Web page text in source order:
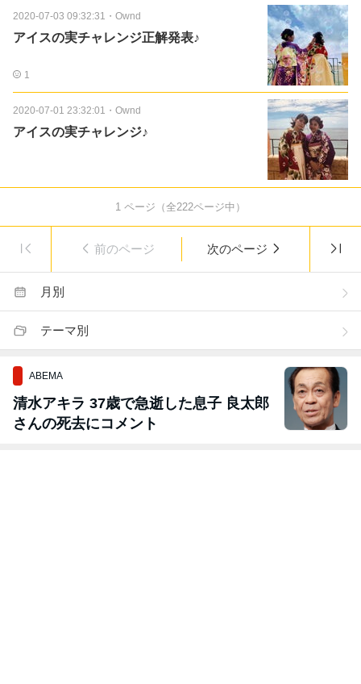
2020-07-03 09:32:31 ・ Ownd
アイスの実チャレンジ正解発表♪
1
2020-07-01 23:32:01 ・ Ownd
アイスの実チャレンジ♪
1 ページ（全222ページ中）
前のページ 次のページ
月別
テーマ別
ABEMA
清水アキラ 37歳で急逝した息子 良太郎
さんの死去にコメント